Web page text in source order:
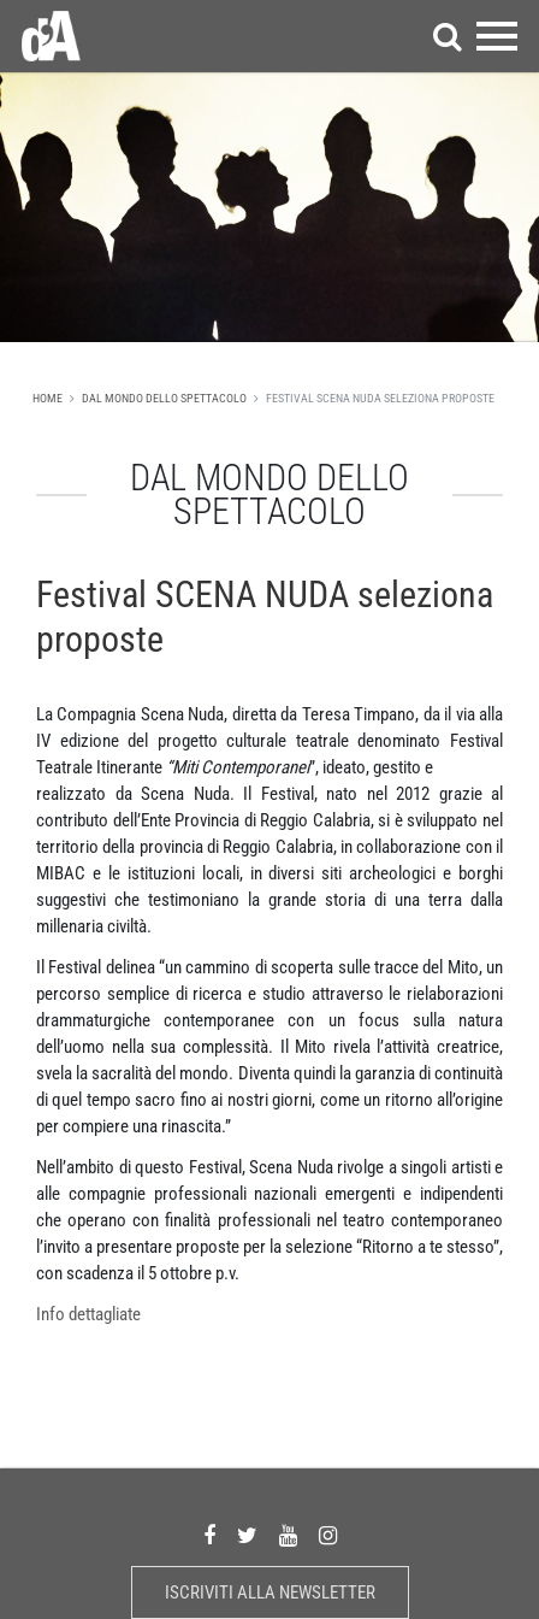
HOME DAL MONDO DELLO SPETTACOLO FESTIVAL SCENA NUDA SELEZIONA PROPOSTE
DAL MONDO DELLO
SPETTACOLO
Festival SCENA NUDA seleziona
proposte
La Compagnia Scena Nuda, diretta da Teresa Timpano, da il via alla
IV edizione de l progetto culturale teatrale denominato Festival
Teatrale Itinerante “Miti Contemporanei”, ideato, gestito e
realizzato da Scena Nuda. Il Festival, nato nel 2012 grazie al
contributo dell’Ente Provincia di Reggio Calabria, si è sviluppato nel
territorio della provincia di Reggio Calabria, in collaborazione con il
MIBAC e le istituzioni locali, in diversi siti archeologici e borghi
suggestivi che testimoniano la grande storia di una terra dalla
millenaria civiltà.
Il Festival delinea “un cammino di scoperta sulle tracce del Mito, un
percorso semplice di ricerca e studio attraverso le rielaborazioni
drammaturgiche contemporanee con un focus sulla natura
dell’uomo nella sua complessità. Il Mito rivela l’attività creatrice,
svela la sacralità del mondo. Diventa quindi la garanzia di continuità
di quel tempo sacro fino ai nostri giorni, come un ritorno all’origine
per compiere una rinascita.”
Nell’ambito di questo Festival, Scena Nuda rivolge a singoli artisti e
alle compagnie professionali nazionali emergenti e indipendenti
che operano con finalità professionali nel teatro contemporaneo
l’invito a presentare proposte per la selezione “Ritorno a te stesso”,
con scadenza il 5 ottobre p.v.
Info dettagliate
ISCRIVITI ALLA NEWSLETTER